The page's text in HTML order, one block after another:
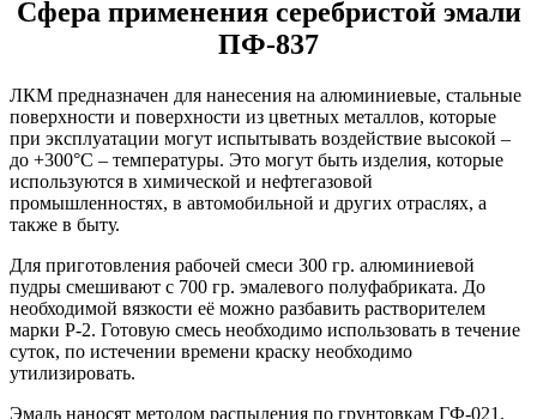
Сфера применения серебристой эмали
ПФ-837
ЛКМ предназначен для нанесения на алюминиевые, стальные
поверхности и поверхности из цветных металлов, которые
при эксплуатации могут испытывать воздействие высокой –
до +300°C – температуры. Это могут быть изделия, которые
используются в химической и нефтегазовой
промышленностях, в автомобильной и других отраслях, а
также в быту.
Для приготовления рабочей смеси 300 гр. алюминиевой
пудры смешивают с 700 гр. эмалевого полуфабриката. До
необходимой вязкости её можно разбавить растворителем
марки Р-2. Готовую смесь необходимо использовать в течение
суток, по истечении времени краску необходимо
утилизировать.
Эмаль наносят методом распыления по грунтовкам ГФ-021,